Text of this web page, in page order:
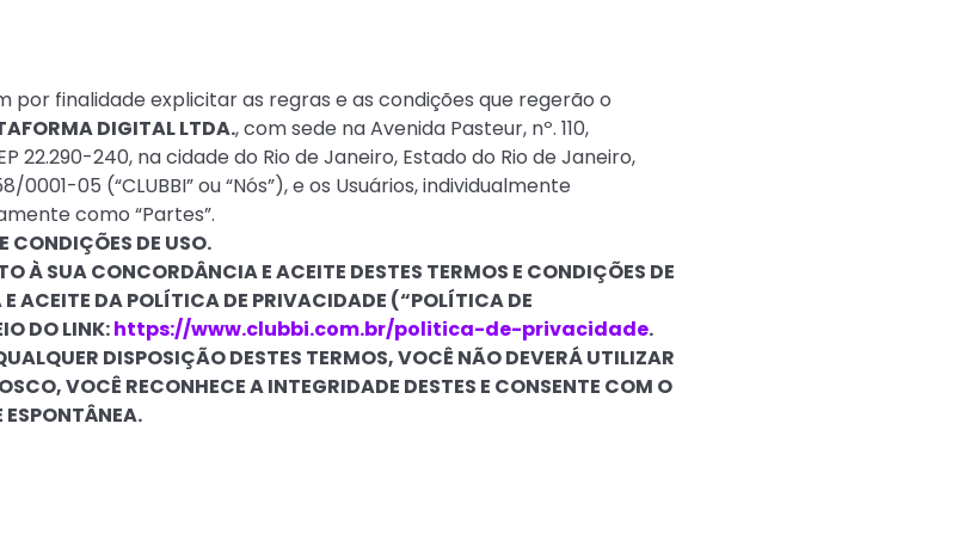
por finalidade explicitar as regras e as condições que regerão o
DIGITAL LTDA., com sede na Avenida Pasteur, nº. 110,
22.290-240, na cidade do Rio de Janeiro, Estado do Rio de Janeiro,
05 (“CLUBBI” ou “Nós”), e os Usuários, individualmente
como “Partes”.
CONDIÇÕES DE USO.
À SUA CONCORDÂNCIA E ACEITE DESTES TERMOS E CONDIÇÕES DE
ACEITE DA POLÍTICA DE PRIVACIDADE (“POLÍTICA DE
DO LINK:https://www.clubbi.com.br/politica-de-privacidade.
DISPOSIÇÃO DESTES TERMOS, VOCÊ NÃO DEVERÁ UTILIZAR
VOCÊ RECONHECE A INTEGRIDADE DESTES E CONSENTE COM O
ESPONTÂNEA.